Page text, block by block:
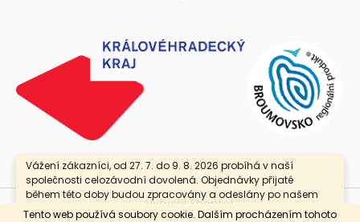
Tento web používá soubory cookie. Dalším procházením tohoto
Vážení zákazníci, od 27. 7. do 9. 8. 2026 probíhá v naší
společnosti celozávodní dovolená. Objednávky přijaté
během této doby budou zpracovány a odeslány po našem
návratu. Jako poděkování za Vaši trpělivost nabízíme
Vytvořil Shoptet